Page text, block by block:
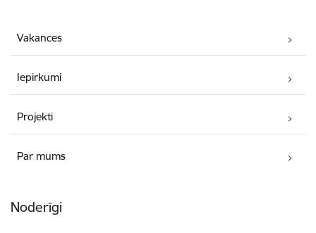
Vakances
Iepirkumi
Projekti
Par mums
Noderīgi